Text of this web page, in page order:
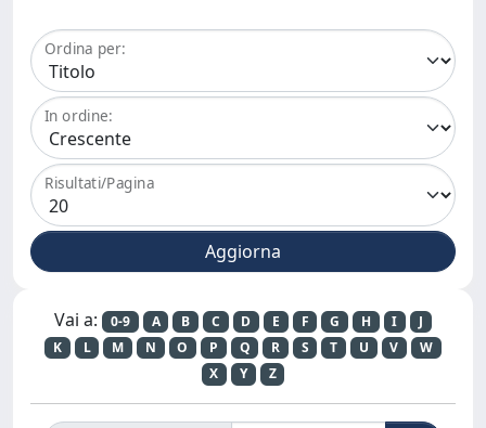
Ordina per:
In ordine:
Risultati/Pagina
Vai a: 0-9 A B C D E F G H I
J
K
L M N O P Q R S T U V
W
X
Y Z